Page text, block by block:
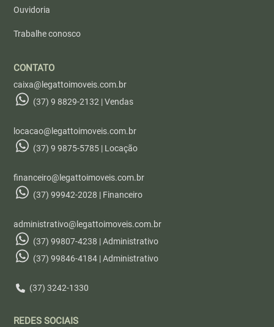
Ouvidoria
Trabalhe conosco
CONTATO
caixa@legattoimoveis.com.br
(37) 9 8829-2132 | Vendas
locacao@legattoimoveis.com.br
(37) 9 9875-5785 | Locação
financeiro@legattoimoveis.com.br
(37) 99942-2028 | Financeiro
administrativo@legattoimoveis.com.br
(37) 99807-4238 | Administrativo
(37) 99846-4184 | Administrativo
(37) 3242-1330
REDES SOCIAIS